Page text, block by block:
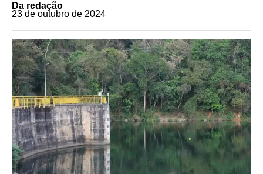
Da redação
23 de outubro de 2024